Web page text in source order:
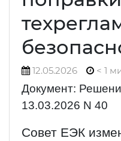
12.05.2026 < 1
Документ:
13.03.2026 N 40
Совет ЕЭК